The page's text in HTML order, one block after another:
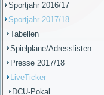
Sportjahr 2016/17
Sportjahr 2017/18
Tabellen
Spielpläne/Adresslisten
Presse 2017/18
LiveTicker
DCU-Pokal